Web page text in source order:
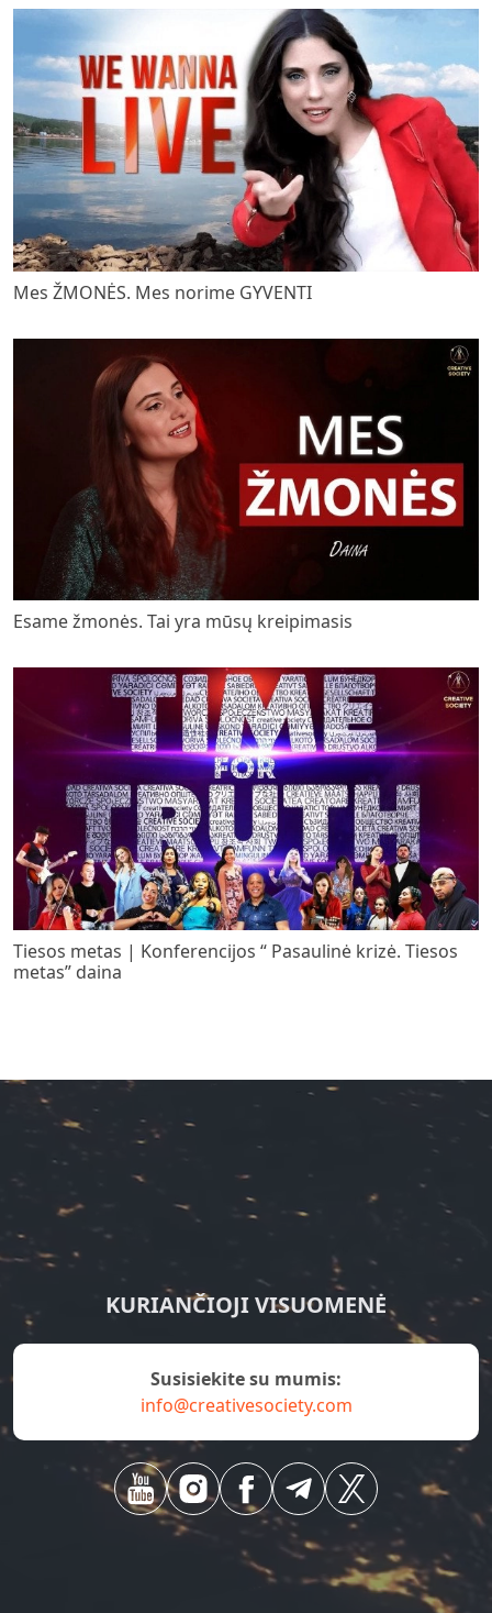
Mes ŽMONĖS. Mes norime GYVENTI
Esame žmonės. Tai yra mūsų kreipimasis
Tiesos metas | Konferencijos “ Pasaulinė krizė. Tiesos
metas” daina
KURIANČIOJI VISUOMENĖ
susisiekite su mumis:
info@creativesociety.com